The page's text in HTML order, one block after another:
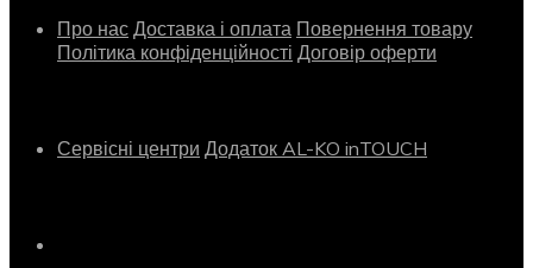
Про нас Доставка і оплата Повернення товару
Політика конфіденційності Договір оферти
Сервісні центри Додаток AL-KO inTOUCH